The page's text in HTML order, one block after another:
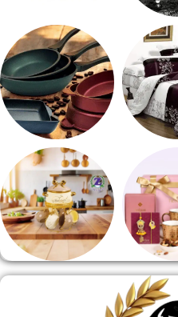
ادوات كهربائية
مقلايه وطاجن